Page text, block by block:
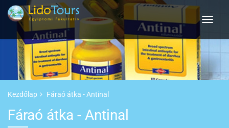
Kezdőlap Fáraó átka - Antinal
Fáraó átka - Antinal